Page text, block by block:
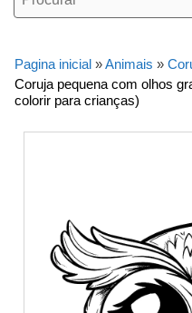
Pagina inicial »Animais »
Coruja pequena com olhos
colorir para crianças)